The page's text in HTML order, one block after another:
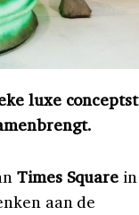
luxe
Times Square in
aan de